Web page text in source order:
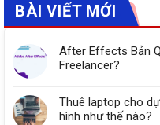
BÀI VIẾT MỚI
After Effects Bản
Freelancer?
Thuê laptop cho
hình như thế nào?